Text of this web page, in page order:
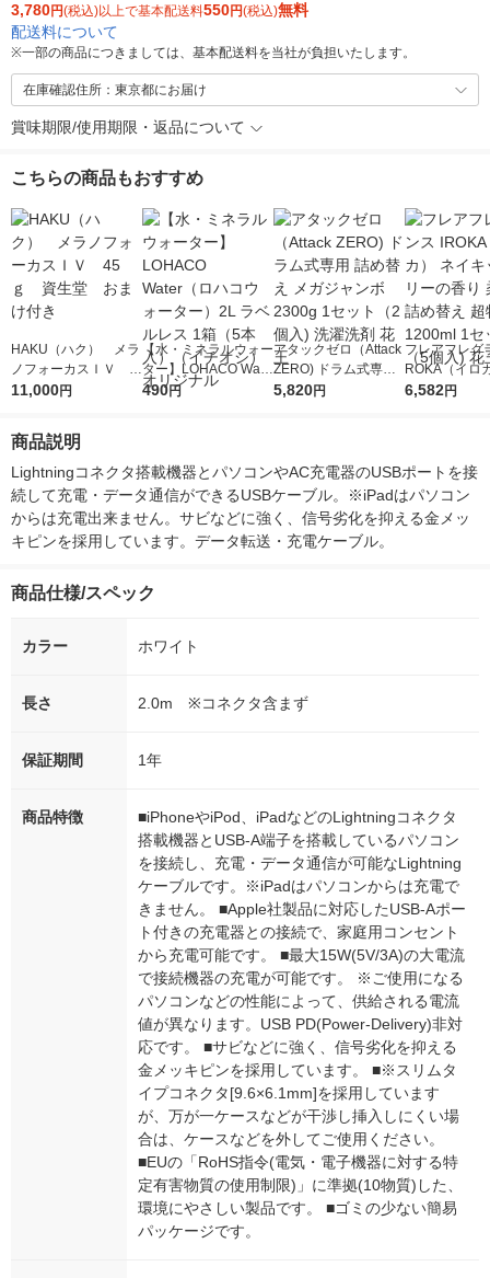
3,780円(税込)以上で基本配送料550円(税込)無料
配送料について
※一部の商品につきましては、基本配送料を当社が負担いたします。
在庫確認住所：東京都にお届け
賞味期限/使用期限・返品について
こちらの商品もおすすめ
HAKU（ハク） メラ
ノフォーカスＩＶ 4
5ｇ 資生堂 おまけ
11,000円
【水・ミネラルウォー
ター】LOHACO Wate
r（ロハコウォータ
490円
アタックゼロ（Attack
ZERO) ドラム式専用
詰め替え メガジャン
5,820円
フレアフレグ
ROKA（イロ
イキッドリリ
6,582円
商品説明
Lightningコネクタ搭載機器とパソコンやAC充電器のUSBポートを接
続して充電・データ通信ができるUSBケーブル。※iPadはパソコン
からは充電出来ません。サビなどに強く、信号劣化を抑える金メッ
キピンを採用しています。データ転送・充電ケーブル。
商品仕様/スペック
カラー ホワイト
長さ 2.0m ※コネクタ含まず
保証期間 1年
商品特徴
■iPhoneやiPod、iPadなどのLightningコネクタ
搭載機器とUSB-A端子を搭載しているパソコン
を接続し、充電・データ通信が可能なLightning
ケーブルです。※iPadはパソコンからは充電で
きません。 ■Apple社製品に対応したUSB-Aポー
ト付きの充電器との接続で、家庭用コンセント
から充電可能です。 ■最大15W(5V/3A)の大電流
で接続機器の充電が可能です。 ※ご使用になる
パソコンなどの性能によって、供給される電流
値が異なります。USB PD(Power-Delivery)非対
応です。 ■サビなどに強く、信号劣化を抑える
金メッキピンを採用しています。 ■※スリムタ
イプコネクタ[9.6×6.1mm]を採用しています
が、万が一ケースなどが干渉し挿入しにくい場
合は、ケースなどを外してご使用ください。
■EUの「RoHS指令(電気・電子機器に対する特
定有害物質の使用制限)」に準拠(10物質)した、
環境にやさしい製品です。 ■ゴミの少ない簡易
パッケージです。